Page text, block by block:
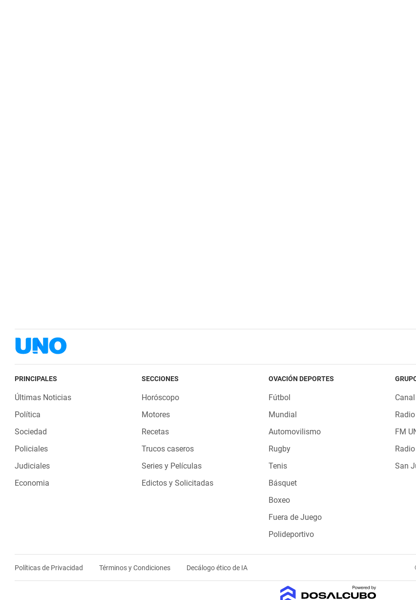
PRINCIPALES
Últimas Noticias
Política
Sociedad
Policiales
Judiciales
Economia
SECCIONES
Horóscopo
Motores
Recetas
Trucos caseros
Series y Películas
Edictos y Solicitadas
OVACIÓN DEPORTES
Fútbol
Mundial
Automovilismo
Rugby
Tenis
Básquet
Boxeo
Fuera de Juego
Polideportivo
FM
San
Políticas de Privacidad Términos y Condiciones Decálogo ético de IA